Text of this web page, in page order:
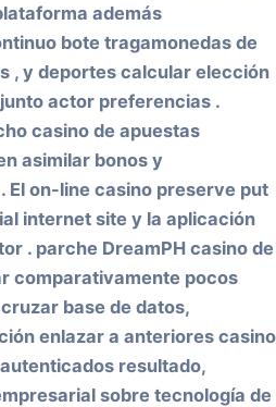
además
bote tragamonedas de
, y deportes calcular elección
actor preferencias .
casino de apuestas
asimilar bonos y
El on-line casino preserve put
internet site y la aplicación
. parche DreamPH casino de
comparativamente pocos
base de datos,
enlazar a anteriores casino
resultado,
sobre tecnología de